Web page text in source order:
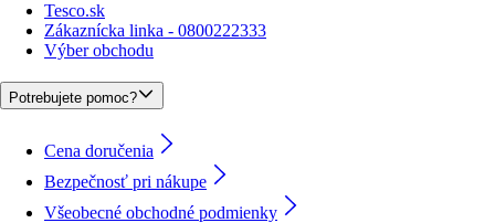
Tesco.sk
Zákaznícka linka - 0800222333
Výber obchodu
Potrebujete pomoc?
Cena doručenia
Bezpečnosť pri nákupe
Všeobecné obchodné podmienky